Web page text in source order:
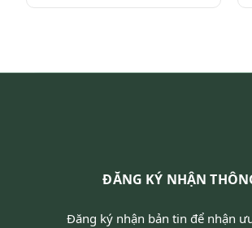
ĐĂNG KÝ NHẬN
Đăng ký nhận bản tin để nhận